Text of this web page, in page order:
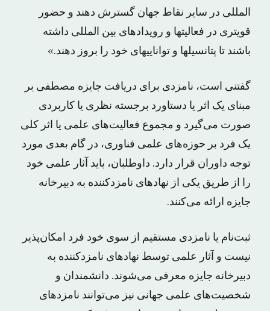
المللی در سایر نقاط جهان گسترش دهند و حضور
قوی‏تری در فعالیت‏ها و رویدادهای بین المللی داشته
باشند تا پتانسیل‏ها و توانایی‏های خود را بروز دهند.»
گفتنی است، نامزدی برای دریافت جایزه مصطفی بر
مبنای یک اثر یا دستاورد برجسته نظری یا کاربردی
صورت می‌گیرد و مجموع فعالیت‌های علمی یا اثر کلی
یک فرد بر حوزه‌های علمی فناوری، در گام بعدی مورد
توجه داوران قرار دارد. داوطلبان، باید آثار علمی خود
را از طریق یکی از نهادهای نامزدکننده به دبیرخانه
جایزه ارائه می‌کنند.
ثبت‌نام یا نامزدی مستقیم از سوی خود فرد امکان‌پذیر
نیست و آثار علمی توسط نهادهای نامزدکننده به
دبیرخانه جایزه معرفی می‌شوند. دانشمندان و
شخصیت‌های علمی جهانی نیز می‌توانند نامزدهای